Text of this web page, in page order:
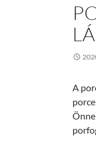
A